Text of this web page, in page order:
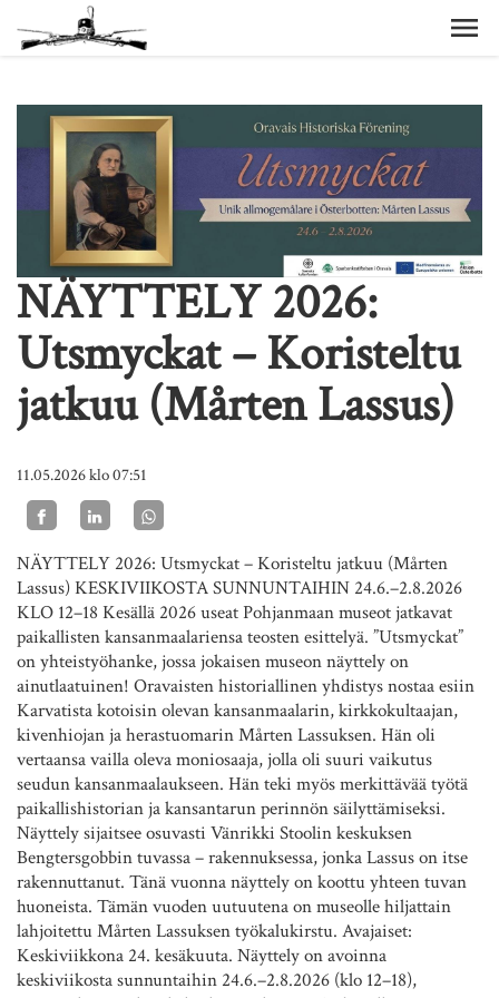
NÄYTTELY 2026:
Utsmyckat – Koristeltu
jatkuu (Mårten Lassus)
11.05.2026klo 07:51
NÄYTTELY 2026: Utsmyckat – Koristeltu jatkuu (Mårten
Lassus) KESKIVIIKOSTA SUNNUNTAIHIN 24.6.–2.8.2026
KLO 12–18 Kesällä 2026 useat Pohjanmaan museot jatkavat
paikallisten kansanmaalariensa teosten esittelyä. ”Utsmyckat”
on yhteistyöhanke, jossa jokaisen museon näyttely on
ainutlaatuinen! Oravaisten historiallinen yhdistys nostaa esiin
Karvatista kotoisin olevan kansanmaalarin, kirkkokultaajan,
kivenhiojan ja herastuomarin Mårten Lassuksen. Hän oli
vertaansa vailla oleva moniosaaja, jolla oli suuri vaikutus
seudun kansanmaalaukseen. Hän teki myös merkittävää työtä
paikallishistorian ja kansantarun perinnön säilyttämiseksi.
Näyttely sijaitsee osuvasti Vänrikki Stoolin keskuksen
Bengtersgobbin tuvassa – rakennuksessa, jonka Lassus on itse
rakennuttanut. Tänä vuonna näyttely on koottu yhteen tuvan
huoneista. Tämän vuoden uutuutena on museolle hiljattain
lahjoitettu Mårten Lassuksen työkalukirstu. Avajaiset:
Keskiviikkona 24. kesäkuuta. Näyttely on avoinna
keskiviikosta sunnuntaihin 24.6.–2.8.2026 (klo 12–18),